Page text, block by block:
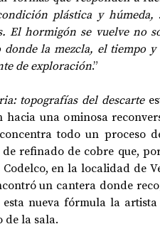
plástica y húmeda,
El hormigón se vuelve no
la mezcla, el tiempo
de exploración.”
topografías del descarte
hacia una ominosa
todo un proceso
de refinado de cobre que,
en la localidad de
un cantera donde
nueva fórmula la
de la sala.